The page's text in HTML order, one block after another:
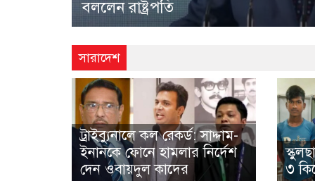
দেন ওবায়দুল কাদের
সারাদেশ
ট্রাইব্যুনালে কল রেকর্ড: সাদ্দাম-
ইনানকে ফোনে হামলার নির্দেশ
দেন ওবায়দুল কাদের
৩